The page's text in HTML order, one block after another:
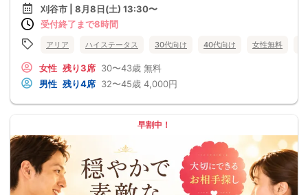
刈谷市 | 8月8日(土) 13:30〜
受付終了まで8時間
アリア ハイステータス 30代向け 40代向け 女性無料
女性 残り3席 30〜43歳 無料
男性 残り4席 32〜45歳 4,000円
早割中！